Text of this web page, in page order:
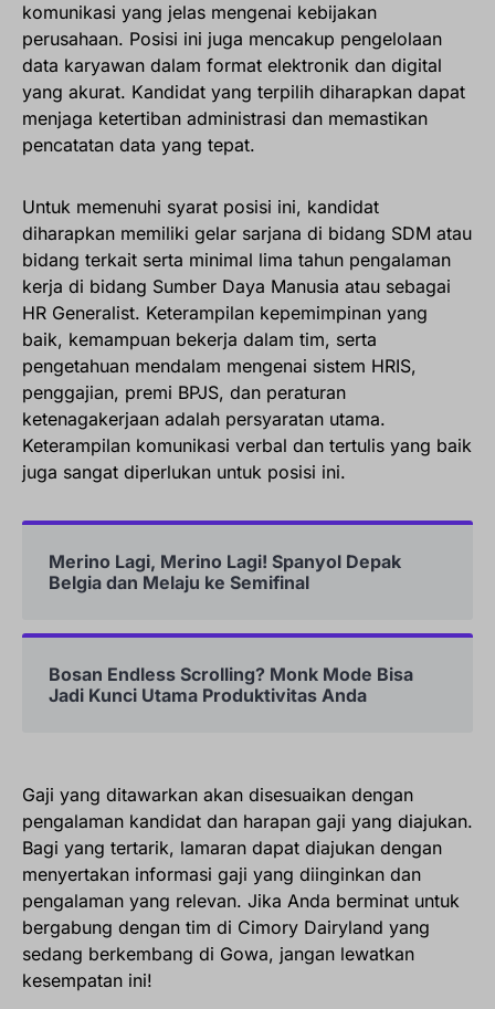
komunikasi yang jelas mengenai kebijakan
perusahaan. Posisi ini juga mencakup pengelolaan
data karyawan dalam format elektronik dan digital
yang akurat. Kandidat yang terpilih diharapkan dapat
menjaga ketertiban administrasi dan memastikan
pencatatan data yang tepat.
Untuk memenuhi syarat posisi ini, kandidat
diharapkan memiliki gelar sarjana di bidang SDM atau
bidang terkait serta minimal lima tahun pengalaman
kerja di bidang Sumber Daya Manusia atau sebagai
HR Generalist. Keterampilan kepemimpinan yang
baik, kemampuan bekerja dalam tim, serta
pengetahuan mendalam mengenai sistem HRIS,
penggajian, premi BPJS, dan peraturan
ketenagakerjaan adalah persyaratan utama.
Keterampilan komunikasi verbal dan tertulis yang baik
juga sangat diperlukan untuk posisi ini.
Merino Lagi, Merino Lagi! Spanyol Depak
Belgia dan Melaju ke Semifinal
Bosan Endless Scrolling? Monk Mode Bisa
Jadi Kunci Utama Produktivitas Anda
Gaji yang ditawarkan akan disesuaikan dengan
pengalaman kandidat dan harapan gaji yang diajukan.
Bagi yang tertarik, lamaran dapat diajukan dengan
menyertakan informasi gaji yang diinginkan dan
pengalaman yang relevan. Jika Anda berminat untuk
bergabung dengan tim di Cimory Dairyland yang
sedang berkembang di Gowa, jangan lewatkan
kesempatan ini!